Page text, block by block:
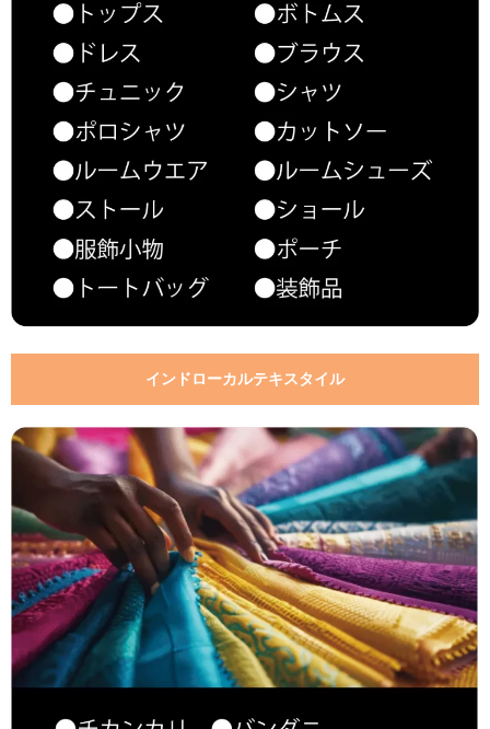
インドローカルテキスタイル